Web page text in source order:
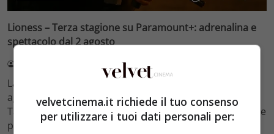
Lioness – Terza stagione su Paramount+: adrenalina e
spettacolo dal 2 agosto
9 Agosto 2026
La terza stagione di Lioness arriva su Paramount+ il 2
agosto 2026. Scopri come la spy-action femminile di
Taylor Sheridan mantiene l'adrenalina con un cast di tre
premi
velvetcinema.it richiede il tuo consenso
per utilizzare i tuoi dati personali per: